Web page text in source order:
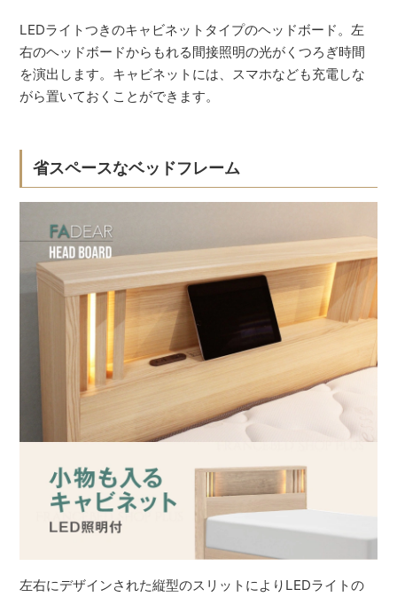
LEDライトつきのキャビネットタイプのヘッドボード。左
右のヘッドボードからもれる間接照明の光がくつろぎ時間
を演出します。キャビネットには、スマホなども充電しな
がら置いておくことができます。
省スペースなベッドフレーム
左右にデザインされた縦型のスリットによりLEDライトの